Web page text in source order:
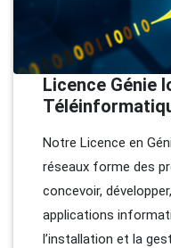
Licence Génie
Notre Licence en
réseaux forme des
concevoir,
applications
l’installation et la